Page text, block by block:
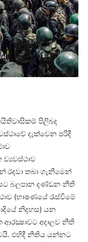
පිලිබද
දැක්වෙන පරිදී
ව්‍යවස්ථාව
තබා ගැනීමෙන්
බලපාන දණ්ඩන නීති
(භාෂණයේ රැස්වීමේ
නිදහස) යන
අදාලව නීති
එහිදී නීතිය යන්නට